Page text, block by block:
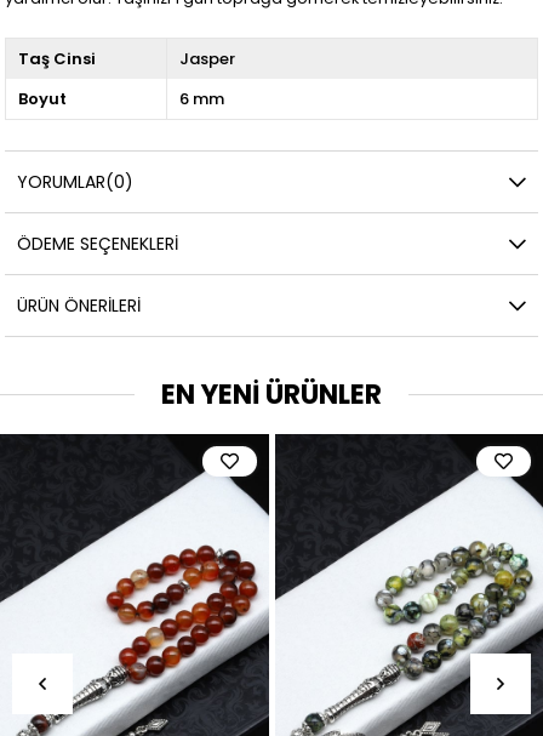
Taş Cinsi
Jasper
Boyut
6 mm
YORUMLAR(0)
ÖDEME SEÇENEKLERI
ÜRÜN ÖNERILERI
EN YENİ ÜRÜNLER